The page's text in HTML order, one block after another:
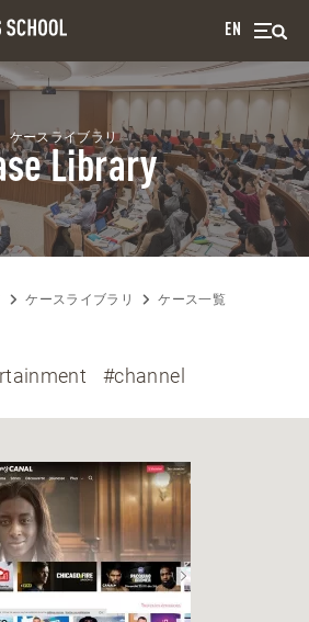
EN
ケースライブラリ
Library
ケースライブラリ ケース一覧
#channel